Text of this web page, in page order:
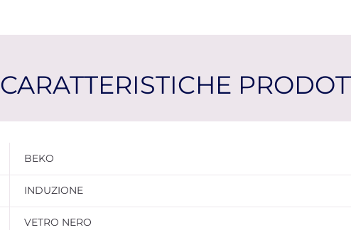
CARATTERISTICHE
BEKO
INDUZIONE
VETRO NERO